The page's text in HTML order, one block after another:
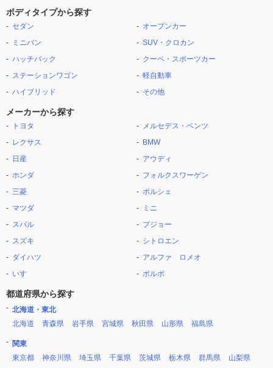
ボディタイプから探す
セダン
ミニバン
ハッチバック
ステーションワゴン
ハイブリッド
オープンカー
SUV・クロカン
クーペ・スポーツカー
軽自動車
その他
メーカーから探す
トヨタ
レクサス
日産
ホンダ
三菱
マツダ
スバル
スズキ
ダイハツ
いすゞ
メルセデス・ベンツ
BMW
アウディ
フォルクスワーゲン
ポルシェ
ミニ
プジョー
シトロエン
アルファ ロメオ
ボルボ
都道府県から探す
北海道・東北
北海道
青森県 岩手県 宮城県 秋田県 山形県 福島県
関東
東京都
神奈川県 埼玉県 千葉県 茨城県 栃木県 群馬県 山梨県